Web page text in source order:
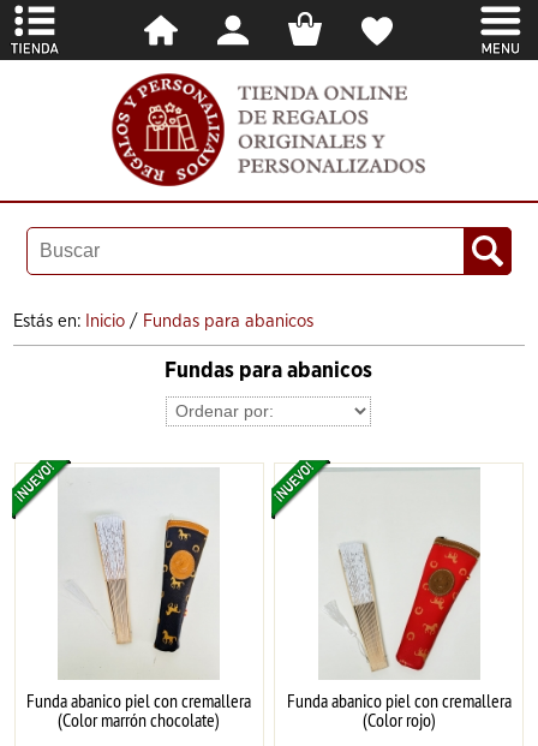
Estás en: Inicio / Fundas para abanicos
Fundas para abanicos
Funda abanico piel con cremallera
(Color marrón chocolate)
Funda abanico piel con cremallera
(Color rojo)